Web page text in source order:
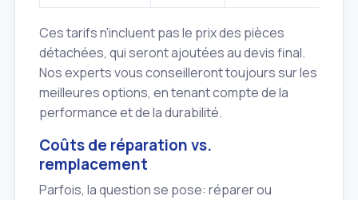
Ces tarifs n'incluent pas le prix des pièces
détachées, qui seront ajoutées au devis final.
Nos experts vous conseilleront toujours sur les
meilleures options, en tenant compte de la
performance et de la durabilité.
Coûts de réparation vs.
remplacement
Parfois, la question se pose: réparer ou